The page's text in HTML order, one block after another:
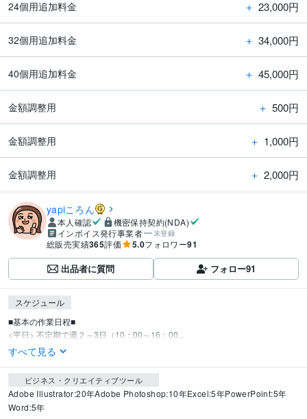
24個用追加料金 ＋ 23,000円
32個用追加料金 ＋ 34,000円
40個用追加料金 ＋ 45,000円
金額調整用 ＋ 500円
金額調整用 ＋ 1,000円
金額調整用 ＋ 2,000円
yapiころん
本人確認
機密保持契約(NDA)
インボイス発行事業者
未登録
総販売実績365評価 5.0フォロワー91
出品者に質問 フォロー91
スケジュール
■基本の作業日程■
<平日> 不定期で週２～3日（10：00～16：00...
すべて見る
ビジネス・クリエイティブツール
Adobe Illustrator:20年Adobe Photoshop:10年Excel:5年PowerPoint:5年
Word:5年